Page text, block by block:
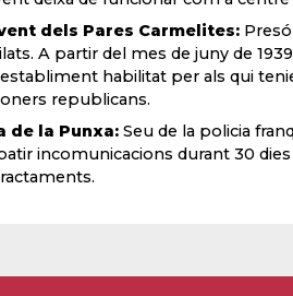
dels Pares Carmelites:
A partir del mes de juny de
habilitat per als qui
republicans.
de la Punxa: Seu de la policia
incomunicacions durant 30